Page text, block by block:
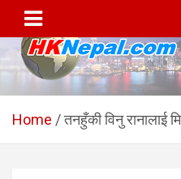
content
HKNepal.com
सञ्चालित पहिलो
hknepal, hknepal.com, hk nepal,
Home तनहुँकी विनु रानालाई